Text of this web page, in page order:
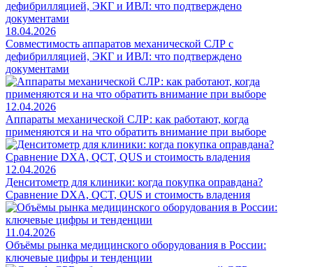
18.04.2026
Совместимость аппаратов механической СЛР с
дефибрилляцией, ЭКГ и ИВЛ: что подтверждено
документами
12.04.2026
Аппараты механической СЛР: как работают, когда
применяются и на что обратить внимание при выборе
12.04.2026
Денситометр для клиники: когда покупка оправдана?
Сравнение DXA, QCT, QUS и стоимость владения
11.04.2026
Объёмы рынка медицинского оборудования в России:
ключевые цифры и тенденции